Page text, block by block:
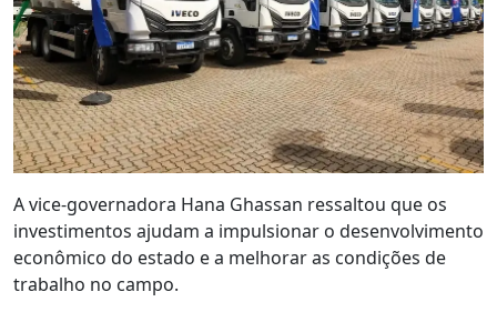
A vice-governadora Hana Ghassan ressaltou que os
investimentos ajudam a impulsionar o desenvolvimento
econômico do estado e a melhorar as condições de
trabalho no campo.